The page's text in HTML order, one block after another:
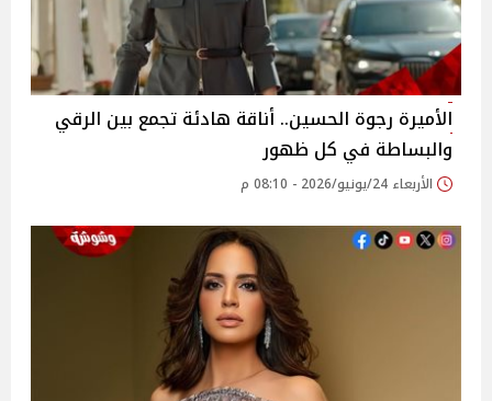
الأميرة رجوة الحسين.. أناقة هادئة تجمع بين الرقي
والبساطة في كل ظهور
الأربعاء 24/يونيو/2026 - 08:10 م